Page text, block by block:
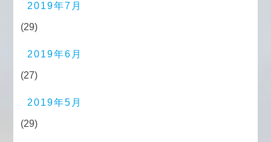
2019年7月
(29)
2019年6月
(27)
2019年5月
(29)